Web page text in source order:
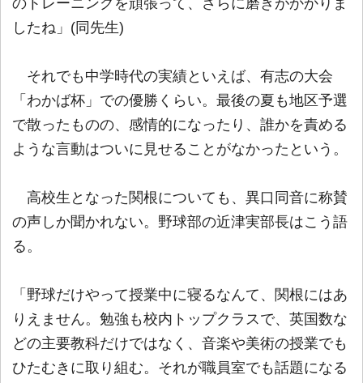
のトレーニングを頑張って、さらに磨きがかかりま
したね」(同先生)
それでも中学時代の実績といえば、有志の大会
「わかば杯」での優勝くらい。最後の夏も地区予選
で散ったものの、感情的になったり、誰かを責める
ような言動はついに見せることがなかったという。
高校生となった関根についても、異口同音に称賛
の声しか聞かれない。野球部の近津実部長はこう語
る。
「野球だけやって授業中に寝るなんて、関根にはあ
りえません。勉強も校内トップクラスで、英国数な
どの主要教科だけではなく、音楽や美術の授業でも
ひたむきに取り組む。それが職員室でも話題になる